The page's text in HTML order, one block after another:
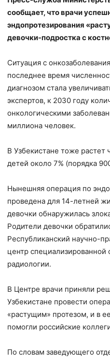
сообщает, что врачи
эндопротезирования
девочки-подростка с
Ситуация с
последнее время
диагнозом стала
экспертов, к 2030 году
онкологическими
миллиона человек.
В Узбекистане тоже растет
детей около 7% (порядка
Нынешняя операция по
проведена для 14-летней
девочки обнаружилась
Родители девочки
Республиканский научно-
центр
радиологии.
В Центре врачи приняли
Узбекистане провести
«растущим» протезом, и в
помогли российские
По словам заведующего